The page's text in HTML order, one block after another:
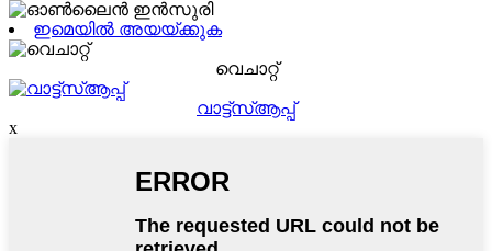
ഇമെയിൽ അയയ്ക്കുക
വെചാറ്റ്
വാട്ട്സ്ആപ്പ്
x